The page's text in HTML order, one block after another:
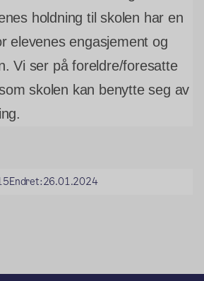
holdning til skolen har en
elevenes engasjement og
Vi ser på foreldre/foresatte
skolen kan benytte seg av
Endret:26.01.2024